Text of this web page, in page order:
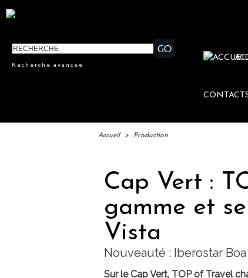
Recherche avancée
Accueil > Production
Cap Vert :
gamme et
Vista
Nouveauté : Iberostar Boa
Sur le Cap Vert, TOP of Travel